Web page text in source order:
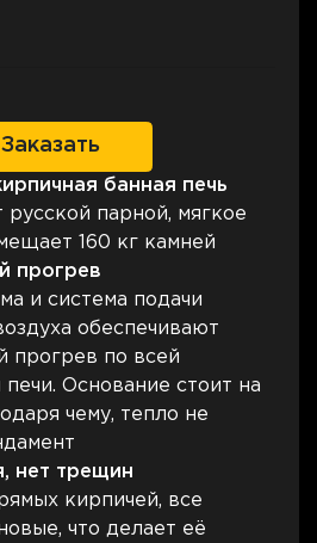
банная печь
парной, мягкое
160 кг камней
прогрев
и система подачи
обеспечивают
прогрев по всей
печи. Основание стоит на
чему, тепло не
нет трещин
кирпичей, все
что делает её